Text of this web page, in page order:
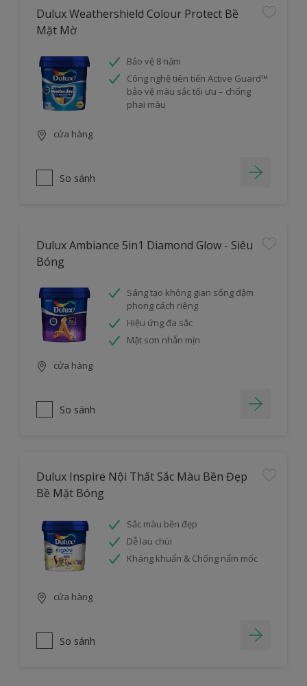
Dulux Weathershield Colour Protect Bề
Mặt Mờ
Bảo vệ 8 năm
Công nghệ tiên tiến Active Guard™
bảo vệ màu sắc tối ưu – chống
phai màu
cửa hàng
So sánh
Dulux Ambiance 5in1 Diamond Glow - Siêu
Bóng
Sáng tạo không gian sống đậm
phong cách riêng
Hiệu ứng đa sắc
Mặt sơn nhẵn mịn
cửa hàng
So sánh
Dulux Inspire Nội Thất Sắc Màu Bền Đẹp
Bề Mặt Bóng
Sắc màu bền đẹp
Dễ lau chùi
Kháng khuẩn & Chống nấm mốc
cửa hàng
So sánh